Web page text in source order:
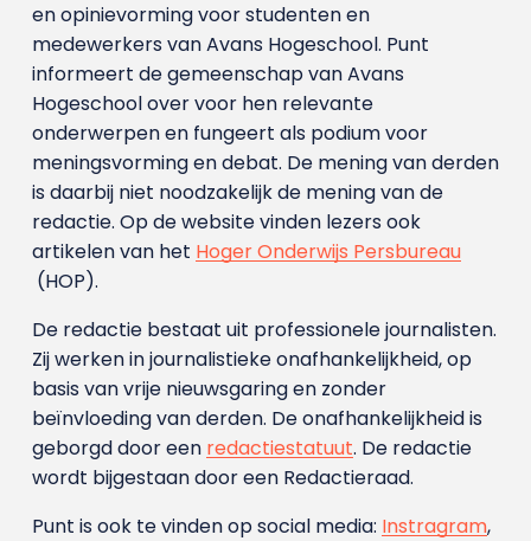
en opinievorming voor studenten en
medewerkers van Avans Hoge­school. Punt
informeert de gemeenschap van Avans
Hogeschool over voor hen relevante
onderwerpen en fungeert als podium voor
meningsvorming en debat. De mening van derden
is daarbij niet noodzakelijk de mening van de
redactie. Op de website vinden lezers ook
artikelen van het Hoger Onderwijs Persbureau
(HOP).
De redactie bestaat uit professionele journalisten.
Zij werken in journalistieke onafhankelijkheid, op
basis van vrije nieuwsgaring en zonder
beïnvloeding van derden. De onafhankelijkheid is
geborgd door een redactiestatuut. De redactie
wordt bijgestaan door een Redactieraad.
Punt is ook te vinden op social media: Instragram,